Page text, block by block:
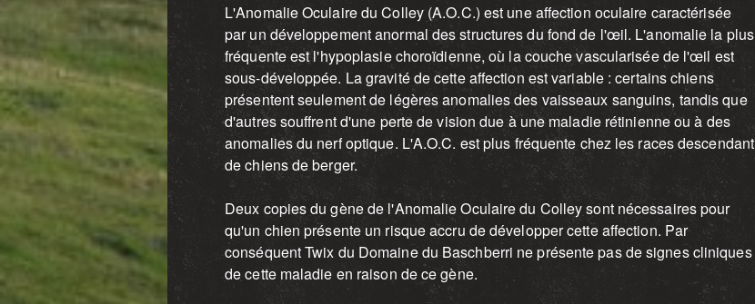
L'Anomalie Oculaire du Colley (A.O.C.) est une affection oculaire caractérisée
par un développement anormal des structures du fond de l'œil. L'anomalie la plus
fréquente est l'hypoplasie choroïdienne, où la couche vascularisée de l'œil est
sous-développée. La gravité de cette affection est variable : certains chiens
présentent seulement de légères anomalies des vaisseaux sanguins, tandis que
d'autres souffrent d'une perte de vision due à une maladie rétinienne ou à des
anomalies du nerf optique. L'A.O.C. est plus fréquente chez les races descendant
de chiens de berger.
Deux copies du gène de l'Anomalie Oculaire du Colley sont nécessaires pour
qu'un chien présente un risque accru de développer cette affection. Par
conséquent Twix du Domaine du Baschberri ne présente pas de signes cliniques
de cette maladie en raison de ce gène.